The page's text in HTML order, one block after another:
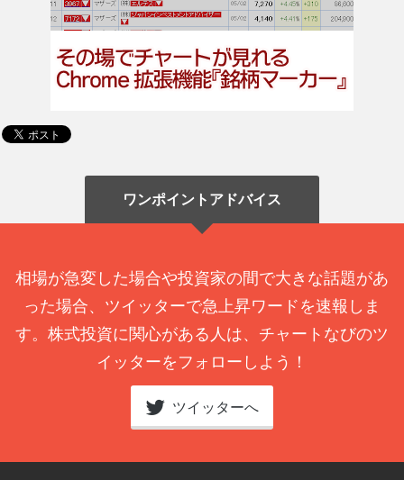
ワンポイントアドバイス
相場が急変した場合や投資家の間で大きな話題があ
った場合、ツイッターで急上昇ワードを速報しま
す。株式投資に関心がある人は、チャートなびのツ
イッターをフォローしよう！
ツイッターへ